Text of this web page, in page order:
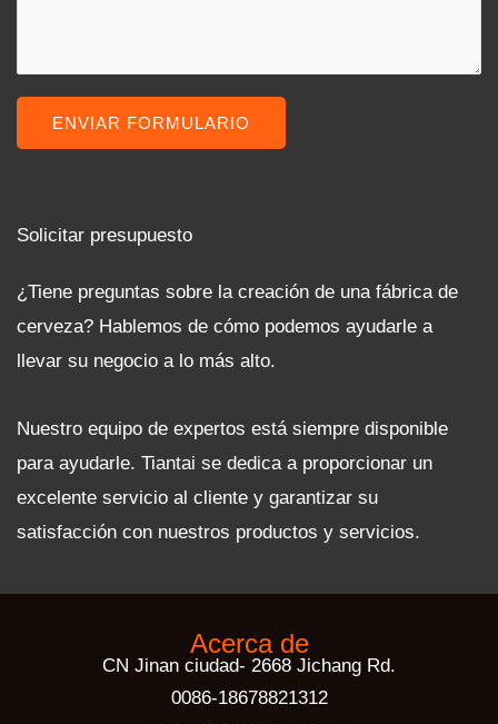
ENVIAR FORMULARIO
Solicitar presupuesto
¿Tiene preguntas sobre la creación de una fábrica de
cerveza? Hablemos de cómo podemos ayudarle a
llevar su negocio a lo más alto.
Nuestro equipo de expertos está siempre disponible
para ayudarle. Tiantai se dedica a proporcionar un
excelente servicio al cliente y garantizar su
satisfacción con nuestros productos y servicios.
Acerca de
CN Jinan ciudad- 2668 Jichang Rd.
0086-18678821312